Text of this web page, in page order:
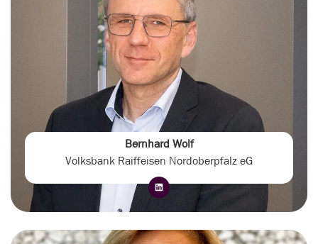
Bernhard Wolf
Volksbank Raiffeisen Nordoberpfalz eG